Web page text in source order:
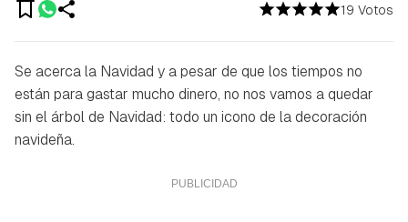
19 Votos
Se acerca la Navidad y a pesar de que los tiempos no
están para gastar mucho dinero, no nos vamos a quedar
sin el árbol de Navidad: todo un icono de la decoración
navideña.